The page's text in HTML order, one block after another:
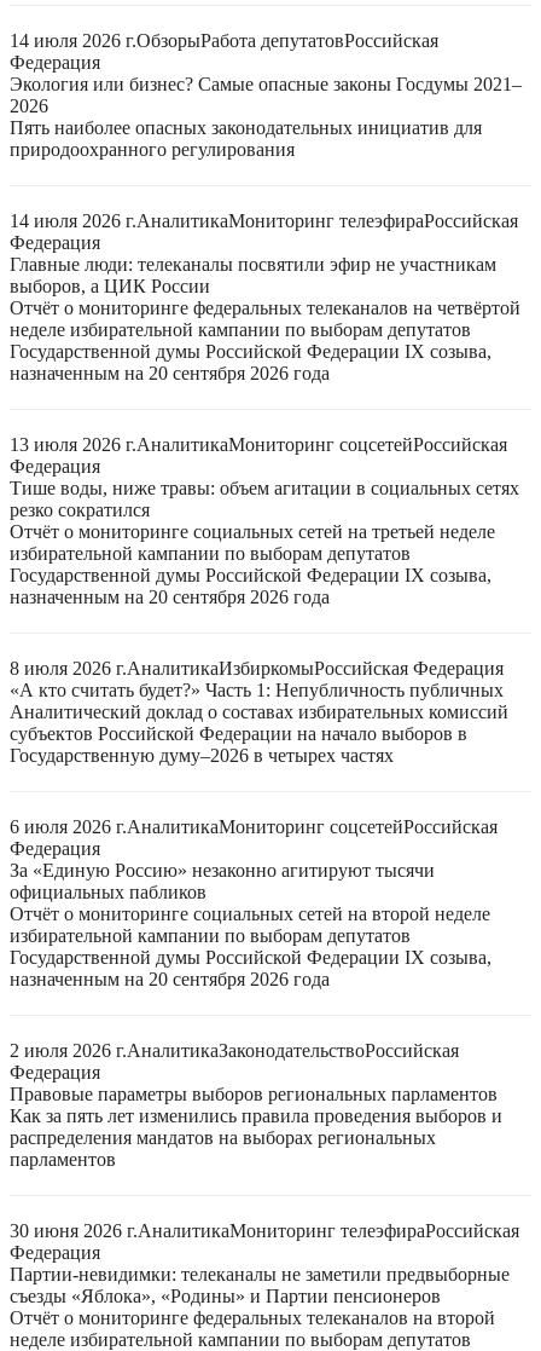
14 июля 2026 г.ОбзорыРабота депутатовРоссийская
Федерация
Экология или бизнес? Самые опасные законы Госдумы 2021–
2026
Пять наиболее опасных законодательных инициатив для
природоохранного регулирования
14 июля 2026 г.АналитикаМониторинг телеэфираРоссийская
Федерация
Главные люди: телеканалы посвятили эфир не участникам
выборов, а ЦИК России
Отчёт о мониторинге федеральных телеканалов на четвёртой
неделе избирательной кампании по выборам депутатов
Государственной думы Российской Федерации IX созыва,
назначенным на 20 сентября 2026 года
13 июля 2026 г.АналитикаМониторинг соцсетейРоссийская
Федерация
Тише воды, ниже травы: объем агитации в социальных сетях
резко сократился
Отчёт о мониторинге социальных сетей на третьей неделе
избирательной кампании по выборам депутатов
Государственной думы Российской Федерации IX созыва,
назначенным на 20 сентября 2026 года
8 июля 2026 г.АналитикаИзбиркомыРоссийская Федерация
«А кто считать будет?» Часть 1: Непубличность публичных
Аналитический доклад о составах избирательных комиссий
субъектов Российской Федерации на начало выборов в
Государственную думу–2026 в четырех частях
6 июля 2026 г.АналитикаМониторинг соцсетейРоссийская
Федерация
За «Единую Россию» незаконно агитируют тысячи
официальных пабликов
Отчёт о мониторинге социальных сетей на второй неделе
избирательной кампании по выборам депутатов
Государственной думы Российской Федерации IX созыва,
назначенным на 20 сентября 2026 года
2 июля 2026 г.АналитикаЗаконодательствоРоссийская
Федерация
Правовые параметры выборов региональных парламентов
Как за пять лет изменились правила проведения выборов и
распределения мандатов на выборах региональных
парламентов
30 июня 2026 г.АналитикаМониторинг телеэфираРоссийская
Федерация
Партии-невидимки: телеканалы не заметили предвыборные
съезды «Яблока», «Родины» и Партии пенсионеров
Отчёт о мониторинге федеральных телеканалов на второй
неделе избирательной кампании по выборам депутатов